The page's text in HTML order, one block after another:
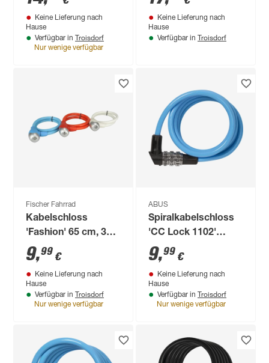
Keine Lieferung nach
Hause
Verfügbar in Troisdorf
Nur wenige verfügbar
schwarz
Keine Lieferung nach
Hause
Verfügbar in Troisdorf
Fischer Fahrrad
Kabelschloss
'Fashion' 65 cm, 3
Farben sortiert
9,99 €
Keine Lieferung nach
Hause
Verfügbar in Troisdorf
Nur wenige verfügbar
ABUS
Spiralkabelschloss
'CC Lock 1102'
farblich sortiert 150
cm
9,99 €
Keine Lieferung nach
Hause
Verfügbar in Troisdorf
Nur wenige verfügbar